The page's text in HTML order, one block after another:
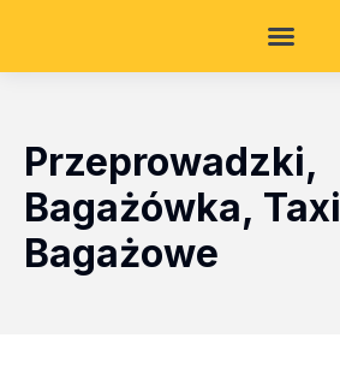
Przeprowadzki,
Bagażówka, Taxi
Bagażowe